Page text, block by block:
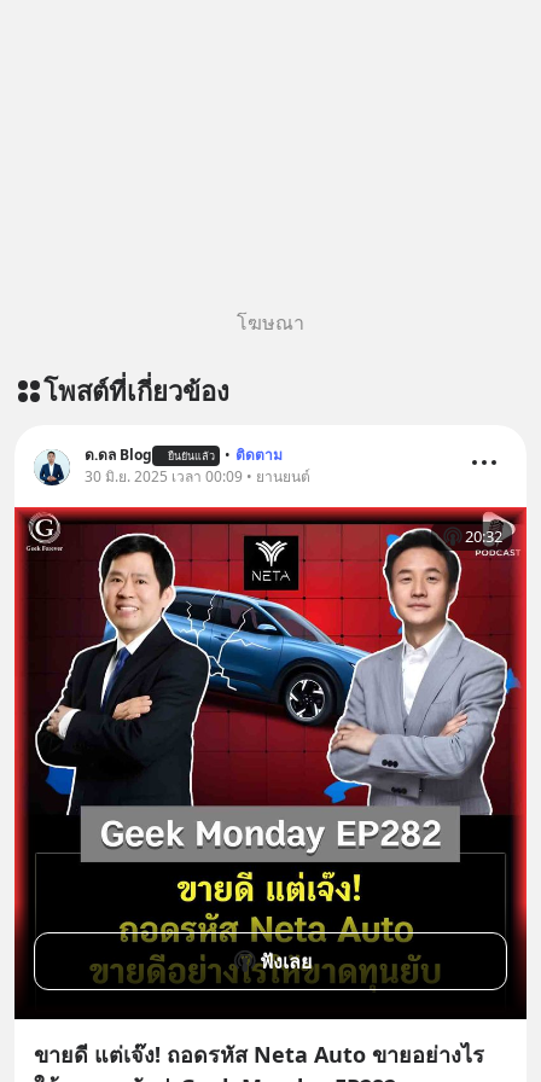
โฆษณา
โพสต์ที่เกี่ยวข้อง
ด.ดล Blog ยืนยันแล้ว • ติดตาม
30 มิ.ย. 2025 เวลา 00:09 • ยานยนต์
20:32
ฟังเลย
ขายดี แต่เจ๊ง! ถอดรหัส Neta Auto ขายอย่างไร